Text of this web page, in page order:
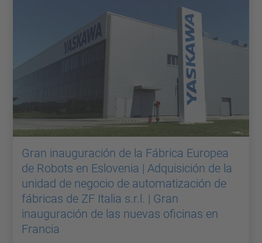
Gran inauguración de la Fábrica Europea
de Robots en Eslovenia | Adquisición de la
unidad de negocio de automatización de
fábricas de ZF Italia s.r.l. | Gran
inauguración de las nuevas oficinas en
Francia